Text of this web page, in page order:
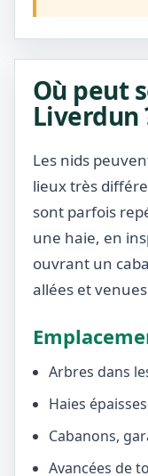
Où peut
Liverdun
Les nids
lieux très
sont parfois
une haie, en
ouvrant un
allées et
Arbres dans
Haies
Cabanons,
Avancées de